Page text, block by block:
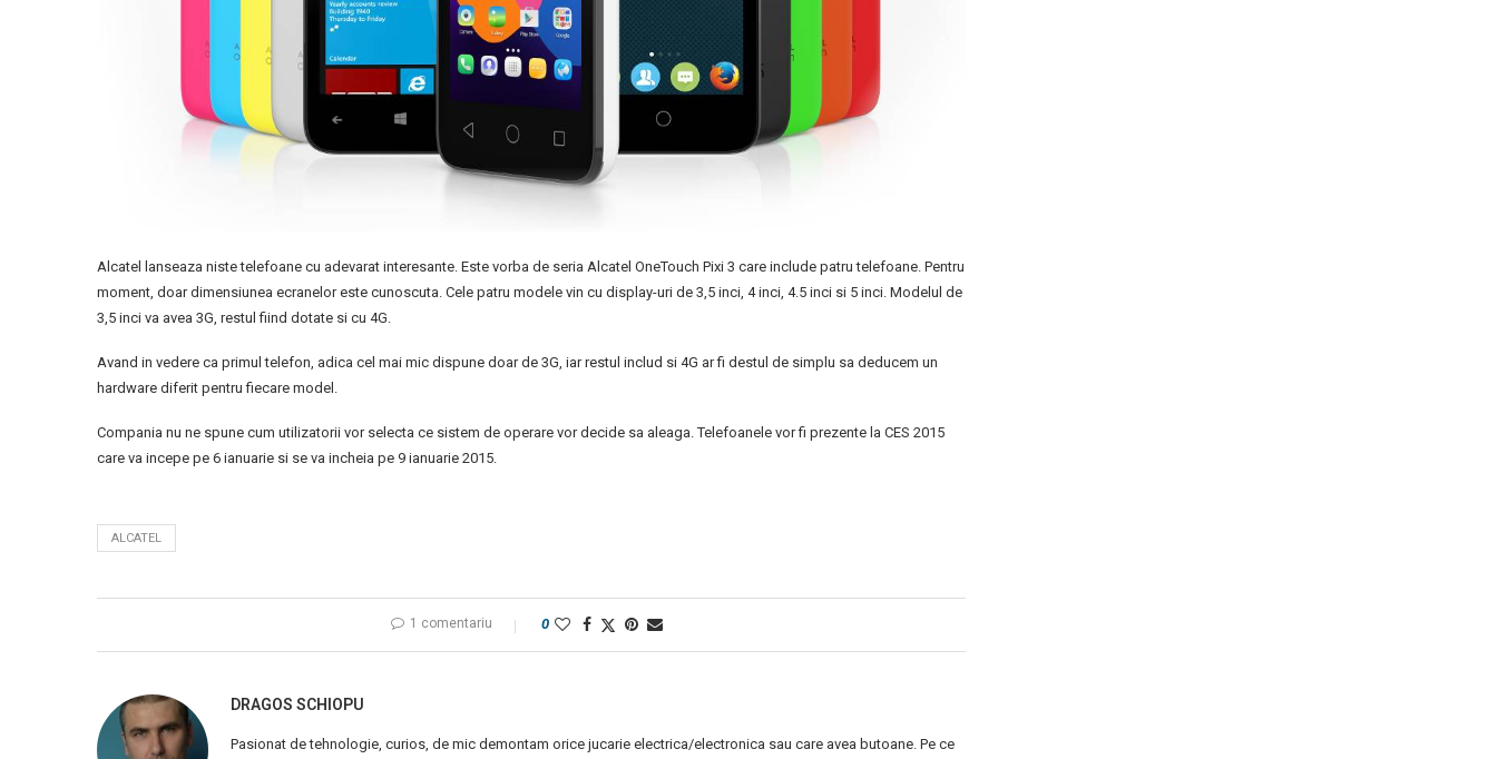
Alcatel lanseaza niste telefoane cu adevarat interesante. Este vorba de seria Alcatel OneTouch Pixi 3 care include patru telefoane. Pentru
moment, doar dimensiunea ecranelor este cunoscuta. Cele patru modele vin cu display-uri de 3,5 inci, 4 inci, 4.5 inci si 5 inci. Modelul de
3,5 inci va avea 3G, restul fiind dotate si cu 4G.
Avand in vedere ca primul telefon, adica cel mai mic dispune doar de 3G, iar restul includ si 4G ar fi destul de simplu sa deducem un
hardware diferit pentru fiecare model.
Compania nu ne spune cum utilizatorii vor selecta ce sistem de operare vor decide sa aleaga. Telefoanele vor fi prezente la CES 2015
care va incepe pe 6 ianuarie si se va incheia pe 9 ianuarie 2015.
ALCATEL
1 comentariu 0
DRAGOS SCHIOPU
Pasionat de tehnologie, curios, de mic demontam orice jucarie electrica/electronica sau care avea butoane. Pe ce